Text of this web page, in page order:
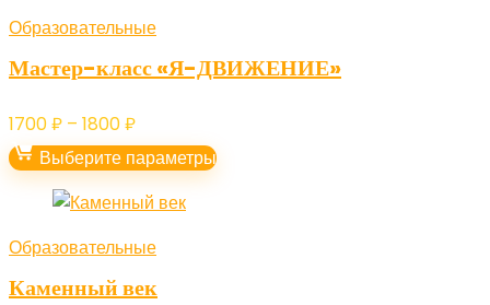
Образовательные
Мастер-класс «Я-ДВИЖЕНИЕ»
1700₽ – 1800₽Диапазон
цен:
1700 ₽
–
Выберите параметры
Образовательные
Каменный век